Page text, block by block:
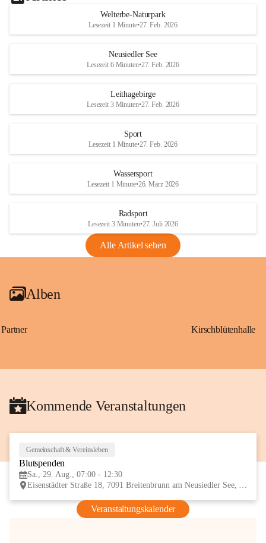
d
S
unzulässige Weingärten zu roden! Bitte
helfen wir zusammen um unsere Winzer
vor den prognostizierten Ernteausfällen
und den daraus folgenden wirtschaftlichen
Maßnahmen zur Bekämpfung
Rebe und der Amerikanischen
Anhang VBl. EU Nr. 18
1 Seite•1,4 MB
VBl. EU Nr. 18_2026
e
d
r
S
Welterbe-Naturpark
Lesezeit 1 Minute•27. Feb. 2026
Neusiedler See
Lesezeit 6 Minuten•27. Feb. 2026
Leithagebirge
Lesezeit 3 Minuten•27. Feb. 2026
Sport
Lesezeit 1 Minute•27. Feb. 2026
Wassersport
Lesezeit 1 Minute•26. März 2026
Radsport
Lesezeit 3 Minuten•27. Juli 2026
Alle Artikel sehen
Alben
Partner Kirschblütenhalle
Kommende Veranstaltungen
Gemeinschaft & Vereinsleben
Blutspenden
Sa., 29. Aug., 07:00 - 12:30
Eisenstädter Straße 18, 7091 Breitenbrunn am Neusiedler See, AUT
Veranstaltungskalender